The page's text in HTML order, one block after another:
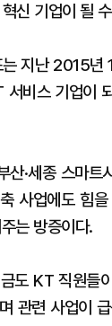
신 기업이 될
지난 2015년
서비스 기업이
·세종 스마
사업에도 힘
는 방증이다.
도 KT 직원들
관련 사업이